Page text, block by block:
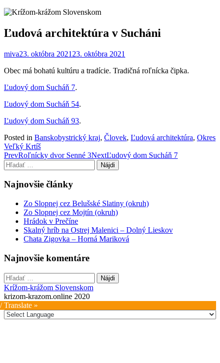
Ľudová architektúra v Sucháni
miva23. októbra 2021 23. októbra 2021
Obec má bohatú kultúru a tradície. Tradičná roľnícka čipka.
Ľudový dom Sucháň 7.
Ľudový dom Sucháň 54.
Ľudový dom Sucháň 93.
Posted in Banskobystrický kraj, Človek, Ľudová architektúra, Okres
Veľký Krtíš
Post
navigation
PrevRoľnícky dvor Senné 3NextĽudový dom Sucháň 7
Hľadať:
Najnovšie články
Zo Slopnej cez Belušské Slatiny (okruh)
Zo Slopnej cez Mojtín (okruh)
Hrádok v Prečíne
Skalný hríb na Ostrej Malenici – Dolný Lieskov
Chata Zigovka – Horná Mariková
Najnovšie komentáre
Hľadať:
Krížom-krážom Slovenskom
krizom-krazom.online 2020
Translate »